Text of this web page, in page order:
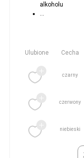
alkoholu
...
Ulubione Cecha
czarny
czerwony
niebieski